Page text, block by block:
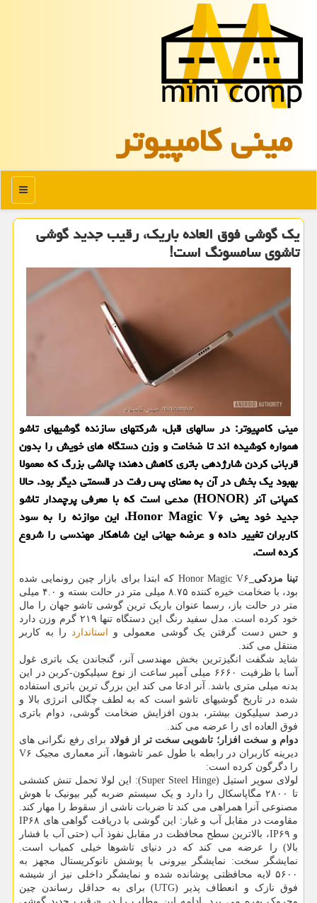
مینی كامپیوتر
منو
یک گوشی فوق العاده باریک، رقیب جدید گوشی
تاشوی سامسونگ است!
مینی کامپیوتر: در سالهای قبل، شرکتهای سازنده گوشیهای تاشو
همواره کوشیده اند تا ضخامت و وزن دستگاه های خویش را بدون
قربانی کردن شارژدهی باتری کاهش دهند؛ چالشی بزرگ که معمولا
بهبود یک بخش در آن به معنای پس رفت در قسمتی دیگر بود. حالا
کمپانی آنر (HONOR) مدعی است که با معرفی پرچمدار تاشو
جدید خود یعنی Honor Magic V۶، این موازنه را به سود
کاربران تغییر داده و عرضه جهانی این شاهکار مهندسی را شروع
کرده است.
تینا مزدکی_
Honor Magic V۶ که ابتدا برای بازار چین رونمایی شده
بود، با ضخامت خیره کننده ۸.۷۵ میلی متر در حالت بسته و ۴.۰ میلی
متر در حالت باز، رسما عنوان باریک ترین گوشی تاشو جهان را مال
خود کرده است. مدل سفید رنگ این دستگاه تنها ۲۱۹ گرم وزن دارد
و حس دست گرفتن یک گوشی معمولی و
استانداردرا به کاربر
منتقل می کند.
شاید شگفت انگیزترین بخش مهندسی آنر، گنجاندن یک باتری غول
آسا با ظرفیت ۶۶۶۰ میلی آمپر ساعت از نوع سیلیکون-کربن در این
بدنه میلی متری باشد. آنر ادعا می کند این بزرگ ترین باتری استفاده
شده در تاریخ گوشیهای تاشو است که به لطف چگالی انرژی بالا و
درصد سیلیکون بیشتر، بدون افزایش ضخامت گوشی، دوام باتری
فوق العاده ای را عرضه می کند.
دوام و سخت افزار؛ تاشویی سخت تر از فولاد برای رفع نگرانی های
دیرینه کاربران در رابطه با طول عمر تاشوها، آنر معماری مجیک V۶
را دگرگون کرده است:
لولای سوپر استیل (Super Steel Hinge): این لولا تحمل تنش کششی
تا ۲۸۰۰ مگاپاسکال را دارد و یک سیستم ضربه گیر بیونیک با هوش
مصنوعی آنرا همراهی می کند تا ضربات ناشی از سقوط را مهار کند.
مقاومت در مقابل آب و غبار: این گوشی با دریافت گواهی های IP۶۸
و IP۶۹، بالاترین سطح محافظت در مقابل نفوذ آب (حتی آب با فشار
بالا) را عرضه می کند که در دنیای تاشوها خیلی کمیاب است.
نمایشگر سخت: نمایشگر بیرونی با پوشش نانوکریستال مجهز به
۵۶۰۰ لایه محافظتی پوشانده شده و نمایشگر داخلی نیز از شیشه
فوق نازک و انعطاف پذیر (UTG) برای به حداقل رساندن چین